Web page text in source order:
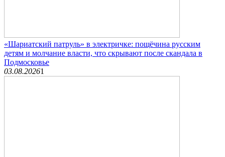
«Шариатский патруль» в электричке: пощёчина русским
детям и молчание власти, что скрывают после скандала в
Подмосковье
03.08.20261